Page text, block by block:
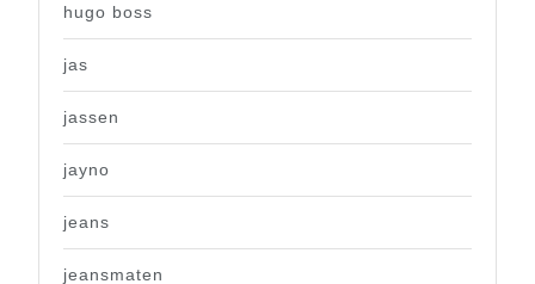
hugo boss
jas
jassen
jayno
jeans
jeansmaten